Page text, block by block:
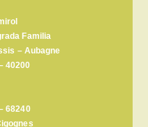
Familia
– Aubagne
40200
68240